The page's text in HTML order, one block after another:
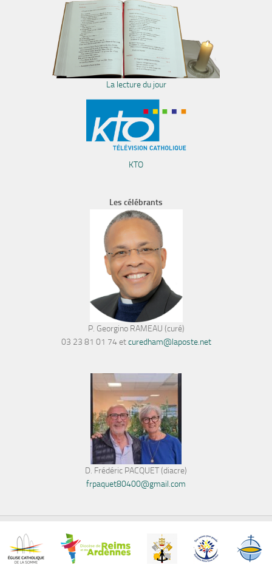
La lecture du jour
KTO
Les célébrants
P. Georgino RAMEAU (curé)
03 23 81 01 74 etcuredham@laposte.net
D. Frédéric PACQUET (diacre)
frpaquet80400@gmail.com